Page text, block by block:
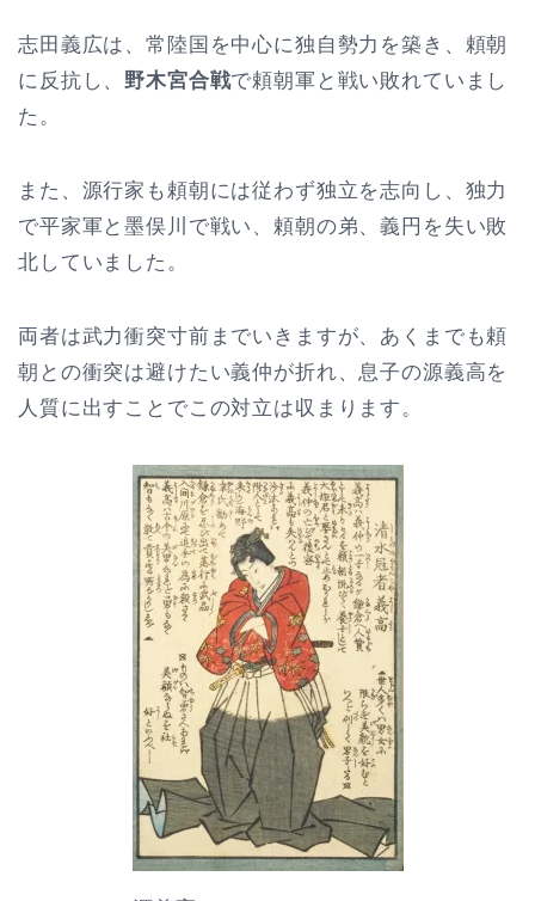
志田義広は、常陸国を中心に独自勢力を築き、頼朝
に反抗し、野木宮合戦で頼朝軍と戦い敗れていまし
た。
また、源行家も頼朝には従わず独立を志向し、独力
で平家軍と墨俣川で戦い、頼朝の弟、義円を失い敗
北していました。
両者は武力衝突寸前までいきますが、あくまでも頼
朝との衝突は避けたい義仲が折れ、息子の源義高を
人質に出すことでこの対立は収まります。